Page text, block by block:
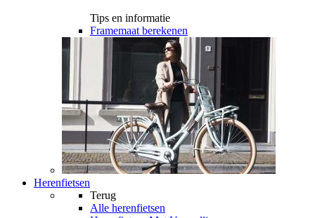
Tips en informatie
Framemaat berekenen
Herenfietsen
Terug
Alle herenfietsen